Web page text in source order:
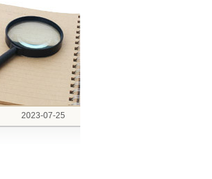
2023-07-25